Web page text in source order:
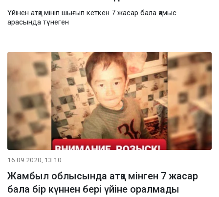
Үйінен атқа мініп шығып кеткен 7 жасар бала қамыс
арасында түнеген
16.09.2020, 13:10
Жамбыл облысында атқа мінген 7 жасар
бала бір күннен бері үйіне оралмады